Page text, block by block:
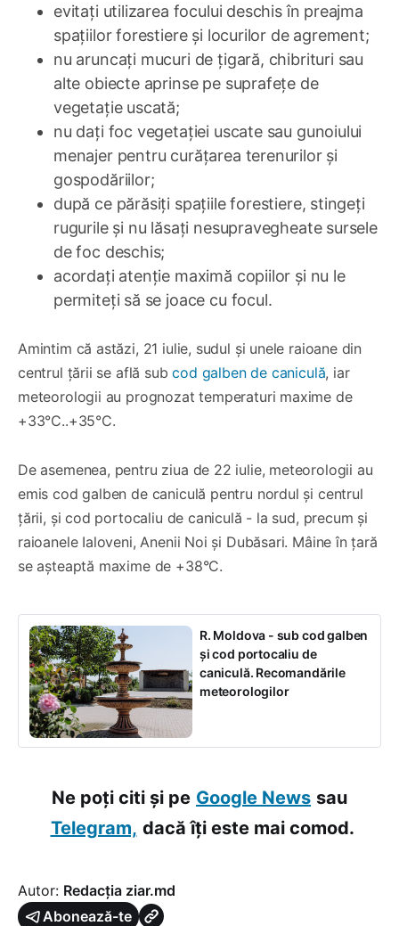
evitați utilizarea focului deschis în preajma
spațiilor forestiere și locurilor de agrement;
nu aruncați mucuri de țigară, chibrituri sau
alte obiecte aprinse pe suprafețe de
vegetație uscată;
nu dați foc vegetației uscate sau gunoiului
menajer pentru curățarea terenurilor și
gospodăriilor;
după ce părăsiți spațiile forestiere, stingeți
rugurile și nu lăsați nesupravegheate sursele
de foc deschis;
acordați atenție maximă copiilor și nu le
permiteți să se joace cu focul.
Amintim că astăzi, 21 iulie, sudul și unele raioane din
centrul țării se află subcod galben de caniculă, iar
meteorologii au prognozat temperaturi maxime de
+33°C..+35°C.
De asemenea, pentru ziua de 22 iulie, meteorologii au
emis cod galben de caniculă pentru nordul și centrul
țării, și cod portocaliu de caniculă - la sud, precum și
raioanele Ialoveni, Anenii Noi și Dubăsari. Mâine în țară
se așteaptă maxime de +38°C.
R. Moldova - sub cod galben
și cod portocaliu de
caniculă. Recomandările
meteorologilor
Ne poți citi și pe Google News sau
Telegram, dacă îți este mai comod.
Autor: Redacția ziar.md
Abonează-te